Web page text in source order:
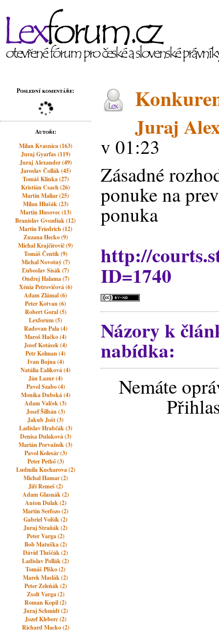
Poslední komentáře:
Autoři:
Milan Kvasnica (163)
Juraj Gyarfas (119)
Juraj Alexander (49)
Jaroslav Čollák (45)
Tomáš Klinka (27)
Kristián Csach (26)
Martin Maliar (25)
Milan Hlušák (23)
Martin Husovec (13)
Branislav Gvozdiak (12)
Martin Friedrich (12)
Zuzana Hecko (9)
Michal Krajčírovič (9)
Tomáš Čentík (9)
Michal Novotný (7)
Ľuboslav Sisák (7)
Ondrej Halama (7)
Xénia Petrovičová (6)
Adam Zlámal (6)
Peter Kotvan (6)
Robert Goral (5)
Lexforum (5)
Radovan Pala (4)
Maroš Hačko (4)
Josef Kotásek (4)
Petr Kolman (4)
Ivan Bojna (4)
Natália Ľalíková (4)
Ján Lazur (4)
Pavol Szabo (4)
Monika Dubská (4)
Adam Valček (3)
Josef Šilhán (3)
Jakub Jošt (3)
Ladislav Hrabčák (3)
Denisa Dulaková (3)
Marián Porvažník (3)
Pavol Kolesár (3)
Peter Pethő (3)
Ludmila Kucharova (2)
Michal Hamar (2)
Jiří Remeš (2)
Adam Glasnák (2)
Anton Dulak (2)
Martin Serfozo (2)
Gabriel Volšík (2)
Juraj Straňák (2)
Peter Varga (2)
Bob Matuška (2)
Dávid Tluščák (2)
Ladislav Pollák (2)
Tomáš Plško (2)
Marek Maslák (2)
Peter Zeleňák (2)
Zsolt Varga (2)
Roman Kopil (2)
Juraj Schmidt (2)
Jozef Kleberc (2)
Richard Macko (2)
Juraj
v 01:23
Zásadné
ponuke na
ponuka
http://
ID=1740
Názory k
nabídka:
Nemáte